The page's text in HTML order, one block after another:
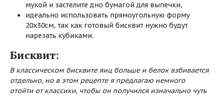
мукой и застелите дно бумагой для выпечки,
идеально использовать прямоугольную форму
20x30см, так как готовый бисквит нужно будут
нарезать кубиками.
Бисквит:
В классическом бисквите яиц больше и белок взбивается
отдельно, но в этом рецепте я предлагаю немного
отойти от классики, чтобы он получился изначально чуть